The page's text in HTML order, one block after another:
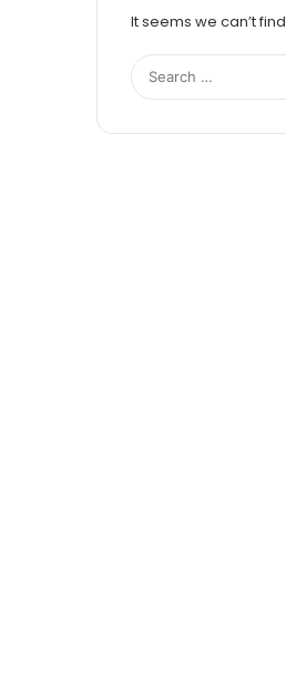
It seems we can’t